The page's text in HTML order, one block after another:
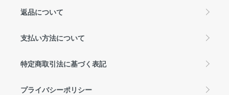
返品について
支払い方法について
特定商取引法に基づく表記
プライバシーポリシー